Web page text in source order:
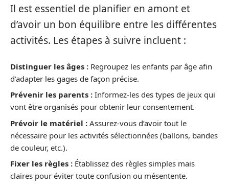
Il est essentiel de planifier en amont et
d’avoir un bon équilibre entre les différentes
activités. Les étapes à suivre incluent :
Distinguer les âges : Regroupez les enfants par âge afin
d’adapter les gages de façon précise.
Prévenir les parents : Informez-les des types de jeux qui
vont être organisés pour obtenir leur consentement.
Prévoir le matériel : Assurez-vous d’avoir tout le
nécessaire pour les activités sélectionnées (ballons, bandes
de couleur, etc.).
Fixer les règles : Établissez des règles simples mais
claires pour éviter toute confusion ou mésentente.